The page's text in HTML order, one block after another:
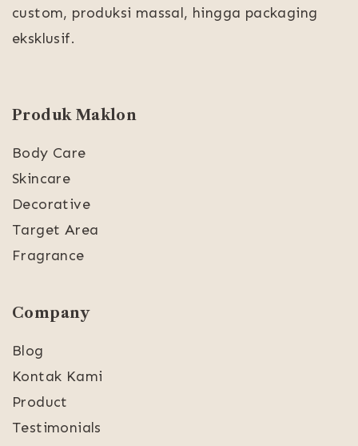
custom, produksi massal, hingga packaging
eksklusif.
Produk Maklon
Body Care
Skincare
Decorative
Target Area
Fragrance
Company
Blog
Kontak Kami
Product
Testimonials